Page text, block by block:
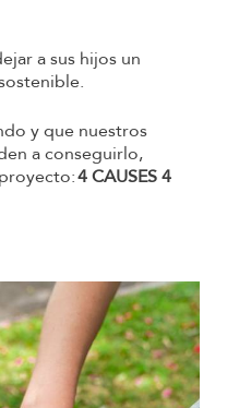
a sus hijos un
y que nuestros
a conseguirlo,
4 CAUSES 4